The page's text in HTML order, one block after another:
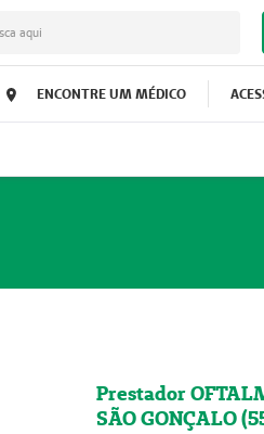
aqui
ENCONTRE UM MÉDICO
Prestador
SÃO GONÇALO